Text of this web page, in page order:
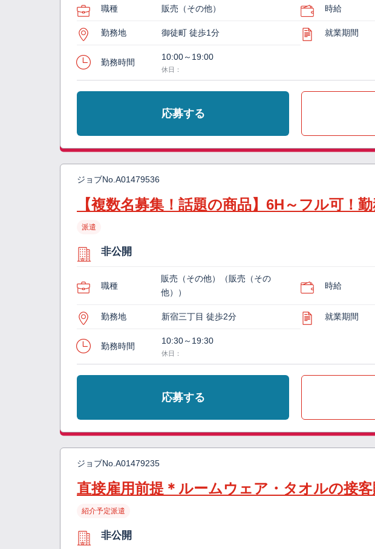
職種 販売（その他） 時給
勤務地 御徒町 徒歩1分 就業期間
勤務時間
10:00～19:00
休日：
応募する
ジョブNo. A01479536
【複数名募集！話題の商品】6H～フル可！
派遣
非公開
職種
販売（その他）（販売（その
他））
時給
勤務地 新宿三丁目 徒歩2分 就業期間
勤務時間
10:30～19:30
休日：
応募する
ジョブNo. A01479235
直接雇用前提＊ルームウェア・タオルの接
紹介予定派遣
非公開